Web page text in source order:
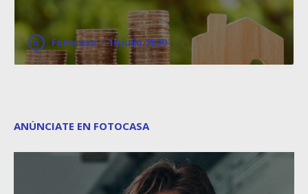
Fotocasa · 16 julio 2020
ANÚNCIATE EN FOTOCASA